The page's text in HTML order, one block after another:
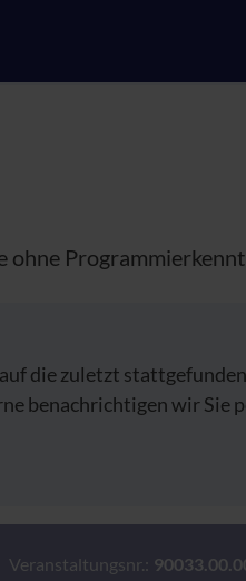
ohne
die zuletzt
benachrichtigen wir Sie
Veranstaltungsnr.: